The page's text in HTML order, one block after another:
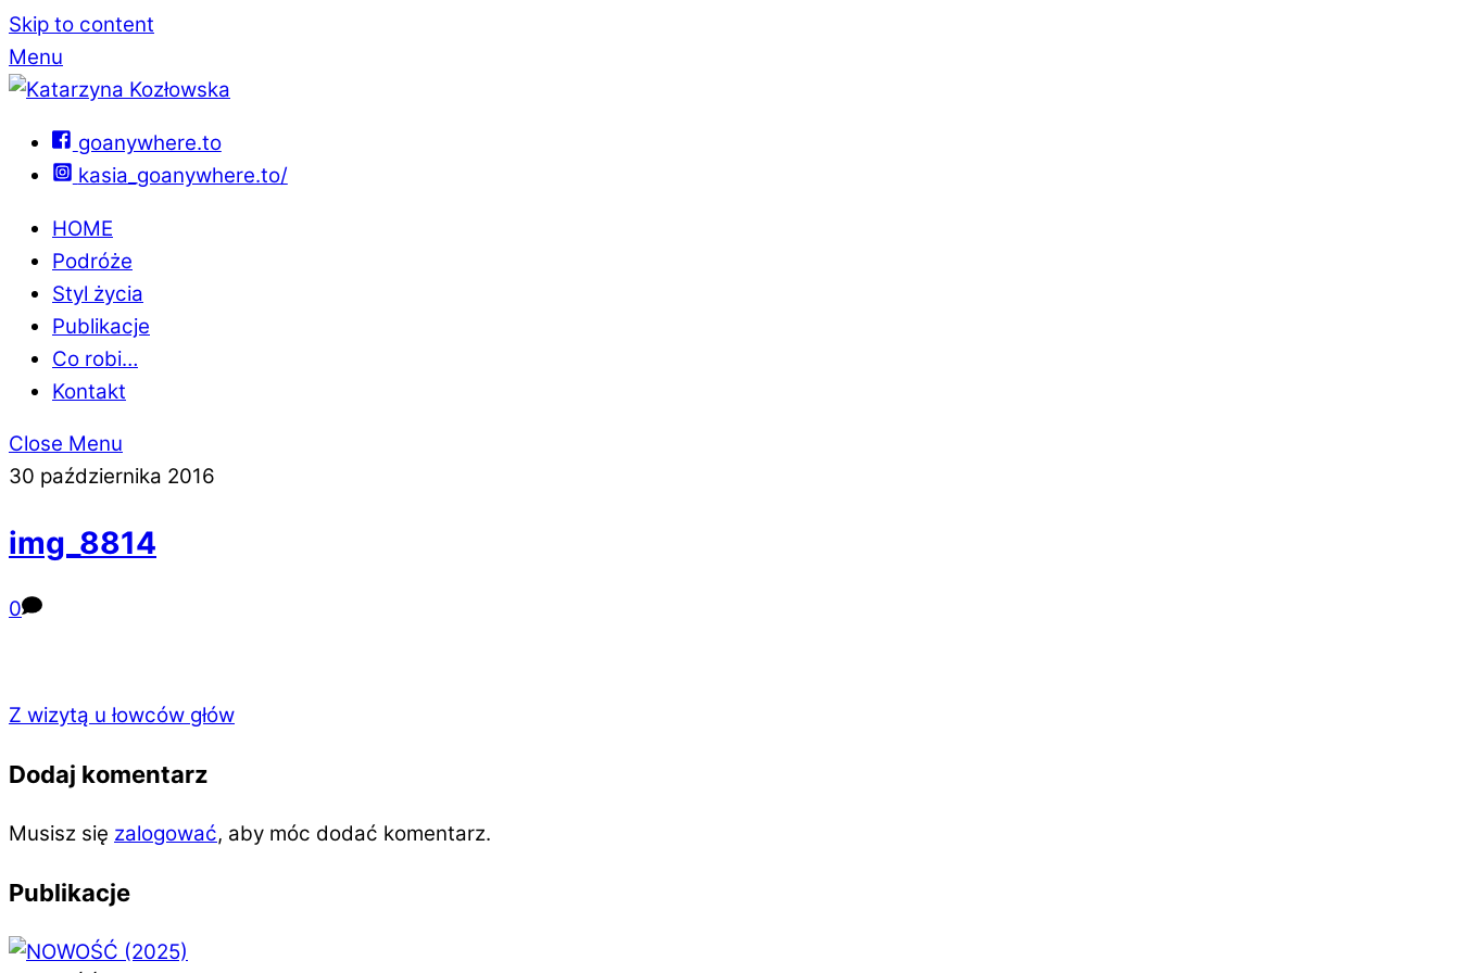
Skip to content
Menu
goanywhere.to
kasia_goanywhere.to/
HOME
Podróże
Styl życia
Publikacje
Co robi…
Kontakt
Close Menu
30 października 2016
img_8814
0
Z wizytą u łowców głów
Dodaj komentarz
Musisz się zalogować, aby móc dodać komentarz.
Publikacje